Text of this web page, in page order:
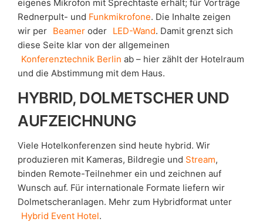
eigenes Mikrofon mit Sprechtaste erhält; für Vorträge
Rednerpult- und Funkmikrofone. Die Inhalte zeigen
wir per Beamer oder LED-Wand. Damit grenzt sich
diese Seite klar von der allgemeinen
Konferenztechnik Berlin ab – hier zählt der Hotelraum
und die Abstimmung mit dem Haus.
HYBRID, DOLMETSCHER UND
AUFZEICHNUNG
Viele Hotelkonferenzen sind heute hybrid. Wir
produzieren mit Kameras, Bildregie und Stream,
binden Remote-Teilnehmer ein und zeichnen auf
Wunsch auf. Für internationale Formate liefern wir
Dolmetscheranlagen. Mehr zum Hybridformat unter
Hybrid Event Hotel.